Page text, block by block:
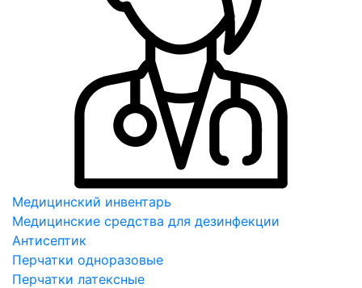
Медицинский инвентарь
Медицинские средства для дезинфекции
Антисептик
Перчатки одноразовые
Перчатки латексные